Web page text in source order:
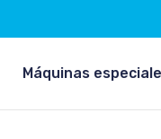
Máquinas